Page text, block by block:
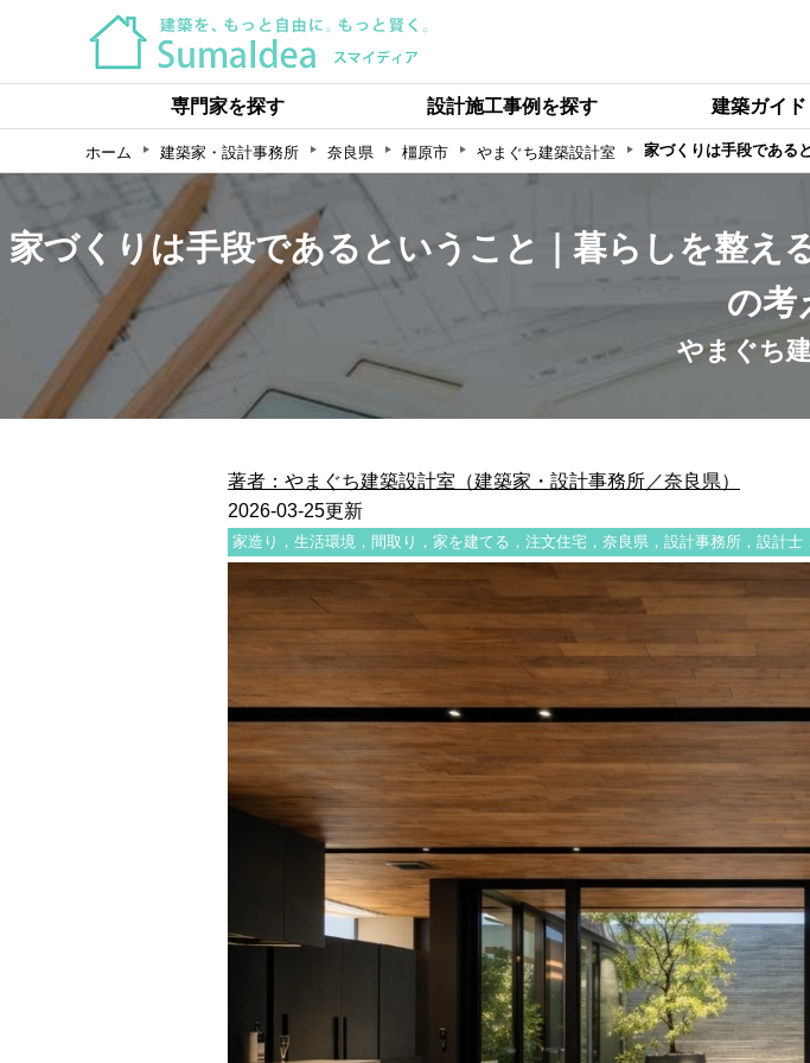
専門家を探す 設計施工事例を探す 建築ガイ
ホーム 建築家・設計事務所 奈良県 橿原市 やまぐち建築設計室 家づくりは手段である
家づくりは手段であるということ｜暮らしを整え
の考
やまぐち
著者：やまぐち建築設計室（建築家・設計事務所／奈良県）
2026-03-25更新
家造り，生活環境，間取り，家を建てる，注文住宅，奈良県，設計事務所，設計